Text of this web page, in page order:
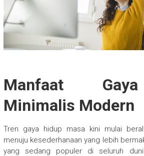
Manfaat
Minimalis Modern
Tren gaya hidup masa kini mulai
menuju kesederhanaan yang lebih
yang sedang populer di seluruh